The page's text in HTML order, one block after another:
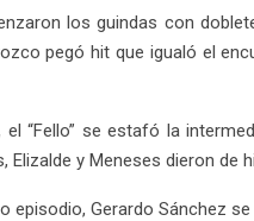
los guindas con
pegó hit que igualó el
el “Fello” se estafó la
Elizalde y Meneses dieron de
episodio, Gerardo Sánchez